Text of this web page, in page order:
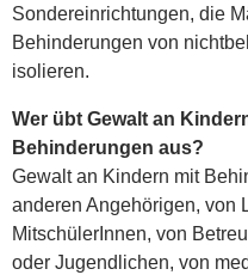
Sondereinrichtungen, die
Behinderungen von
isolieren.
Wer übt Gewalt an
Behinderungen aus?
Gewalt an Kindern mit
anderen Angehörigen, von
MitschülerInnen, von
oder Jugendlichen, von